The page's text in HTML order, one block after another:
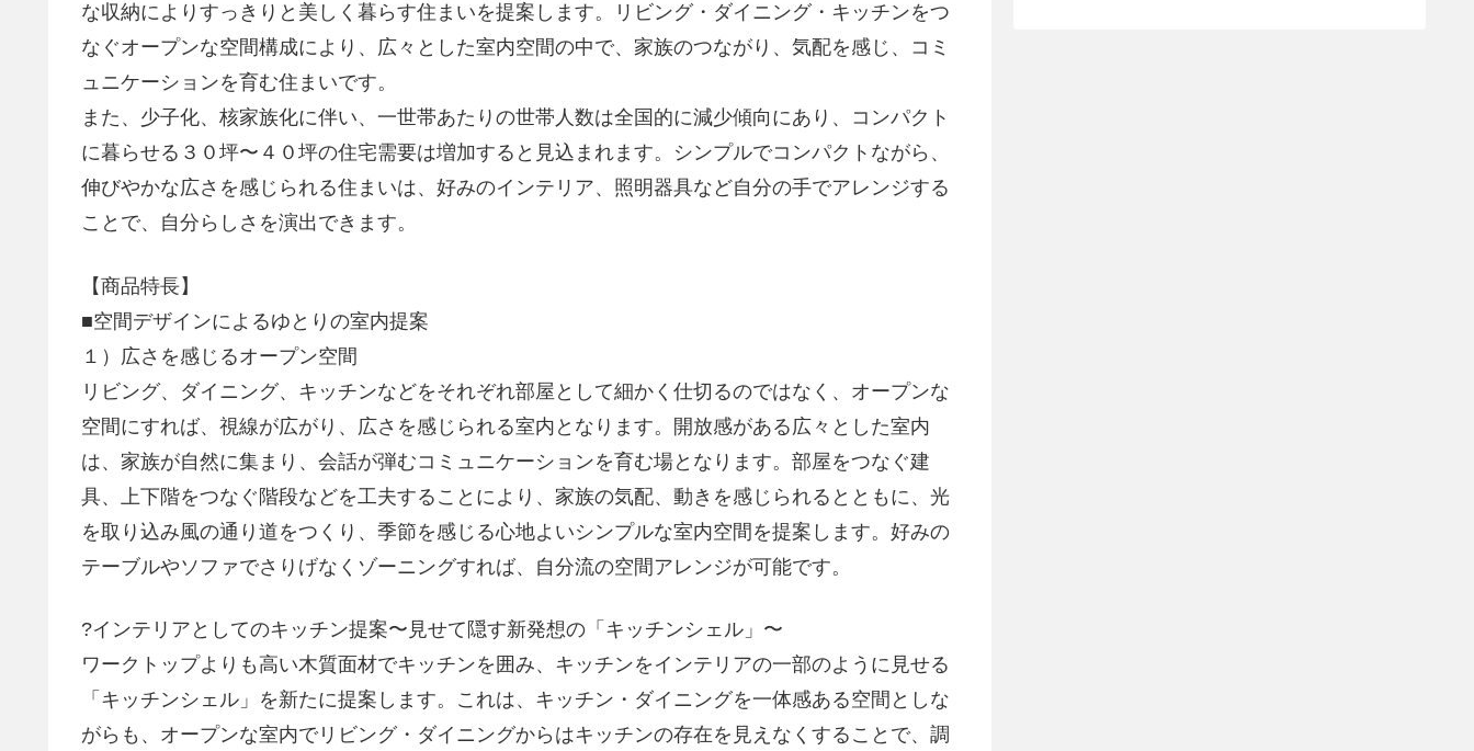
な収納によりすっきりと美しく暮らす住まいを提案します。リビング・ダイニング・キッチンをつ
なぐオープンな空間構成により、広々とした室内空間の中で、家族のつながり、気配を感じ、コミ
ュニケーションを育む住まいです。
また、少子化、核家族化に伴い、一世帯あたりの世帯人数は全国的に減少傾向にあり、コンパクト
に暮らせる３０坪〜４０坪の住宅需要は増加すると見込まれます。シンプルでコンパクトながら、
伸びやかな広さを感じられる住まいは、好みのインテリア、照明器具など自分の手でアレンジする
ことで、自分らしさを演出できます。
【商品特長】
■空間デザインによるゆとりの室内提案
１）広さを感じるオープン空間
リビング、ダイニング、キッチンなどをそれぞれ部屋として細かく仕切るのではなく、オープンな
空間にすれば、視線が広がり、広さを感じられる室内となります。開放感がある広々とした室内
は、家族が自然に集まり、会話が弾むコミュニケーションを育む場となります。部屋をつなぐ建
具、上下階をつなぐ階段などを工夫することにより、家族の気配、動きを感じられるとともに、光
を取り込み風の通り道をつくり、季節を感じる心地よいシンプルな室内空間を提案します。好みの
テーブルやソファでさりげなくゾーニングすれば、自分流の空間アレンジが可能です。
?インテリアとしてのキッチン提案〜見せて隠す新発想の「キッチンシェル」〜
ワークトップよりも高い木質面材でキッチンを囲み、キッチンをインテリアの一部のように見せる
「キッチンシェル」を新たに提案します。これは、キッチン・ダイニングを一体感ある空間としな
がらも、オープンな室内でリビング・ダイニングからはキッチンの存在を見えなくすることで、調